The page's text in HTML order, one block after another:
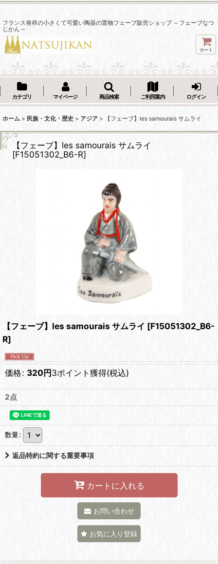
フランス発祥の小さくて可愛い陶器の置物フェーブ販売ショップ ～フェーブなつ
じかん～
カート
カテゴリ マイページ 商品検索 ご利用案内 ログイン
ホーム > 民族・文化・歴史 > アジア > 【フェーブ】les samourais サムライ
【フェーブ】les samourais サムライ
[F15051302_B6-R]
【フェーブ】les samourais サムライ [F15051302_B6-
R]
価格: 320円3ポイント獲得(税込)
2点
数量:
返品特約に関する重要事項
カートに入れる
お問い合わせ
お気に入り登録